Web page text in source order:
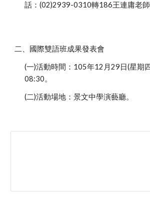
話：(02)2939-0310轉186王連庸老師
二、國際雙語班成果發表會
(一)活動時間：105年12月29日(星期
08:30。
(二)活動場地：景文中學演藝廳。